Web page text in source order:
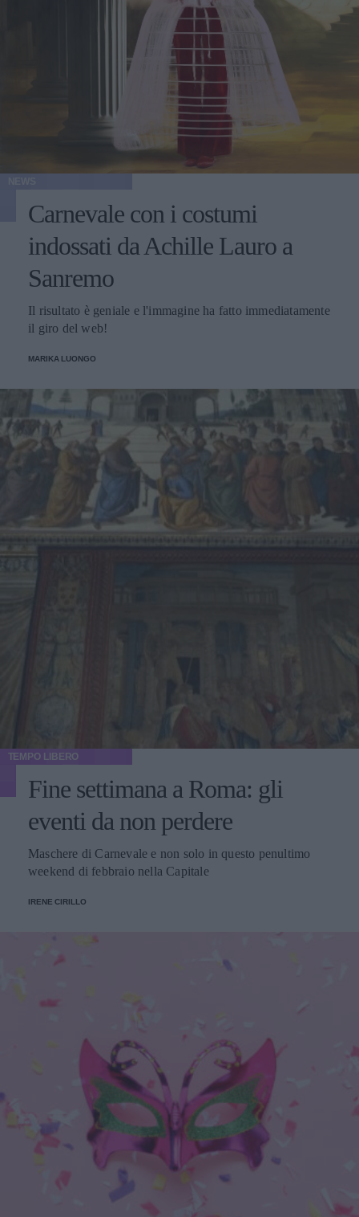
Carnevale con i costumi
indossati da Achille Lauro a
Sanremo
Il risultato è geniale e l'immagine ha fatto immediatamente
il giro del web!
MARIKA LUONGO
TEMPO LIBERO
Fine settimana a Roma: gli
eventi da non perdere
Maschere di Carnevale e non solo in questo penultimo
weekend di febbraio nella Capitale
IRENE CIRILLO